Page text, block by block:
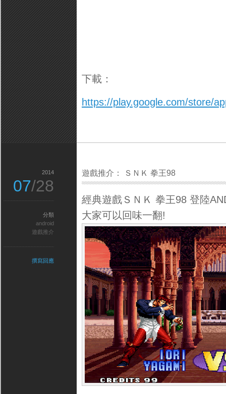
下載：
https://play.google.com/store/
遊戲推介： ＳＮＫ 拳王98
經典遊戲ＳＮＫ 拳王98 登陸
大家可以回味一翻!
2014
07/28
分類
android
遊戲推介
撰寫回應